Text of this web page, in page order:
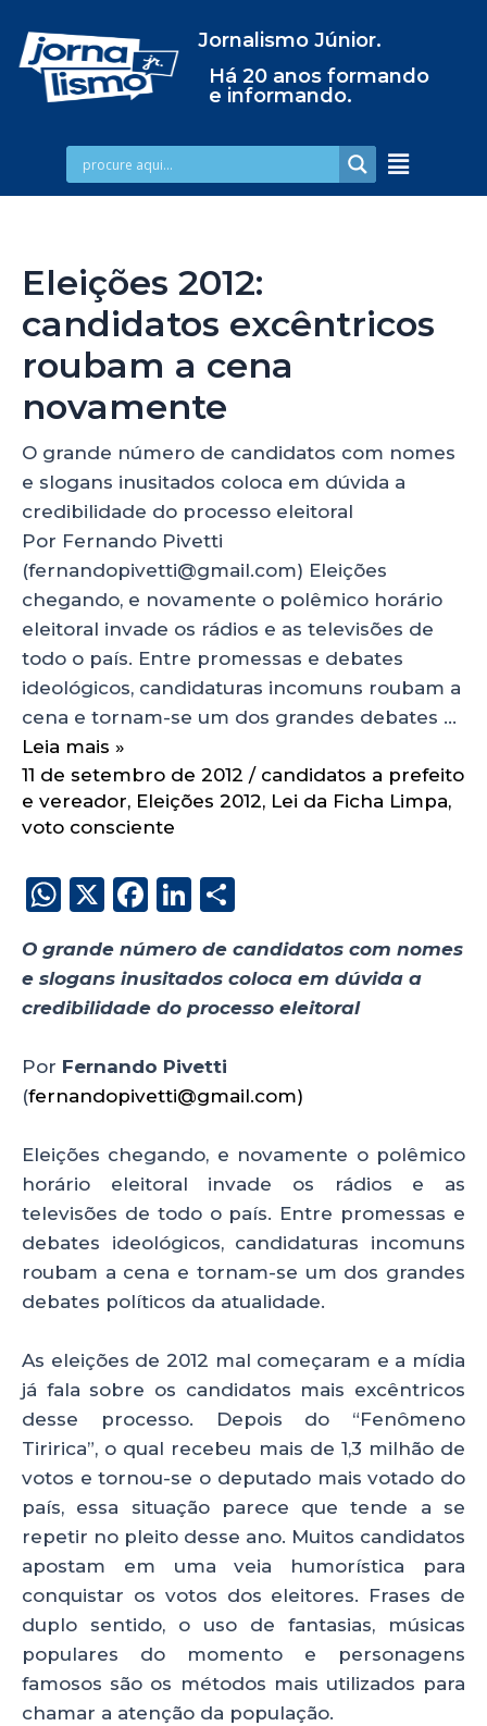
Jornalismo Júnior.
Há 20 anos formando
e informando.
Eleições 2012:
candidatos excêntricos
roubam a cena
novamente
O grande número de candidatos com nomes
e slogans inusitados coloca em dúvida a
credibilidade do processo eleitoral
Por Fernando Pivetti
(fernandopivetti@gmail.com) Eleições
chegando, e novamente o polêmico horário
eleitoral invade os rádios e as televisões de
todo o país. Entre promessas e debates
ideológicos, candidaturas incomuns roubam a
cena e tornam-se um dos grandes debates …
Leia mais »
11 de setembro de 2012 / candidatos a prefeito
e vereador, Eleições 2012, Lei da Ficha Limpa,
voto consciente
W
a
ts
p
p
X
F
c
e
o
o
Li
k
e
n
a
re
O grande número de candidatos com nomes
e slogans inusitados coloca em dúvida a
credibilidade do processo eleitoral
Por Fernando Pivetti
(fernandopivetti@gmail.com)
Eleições chegando, e novamente o polêmico
horário eleitoral invade os rádios e as
televisões de todo o país. Entre promessas e
debates ideológicos, candidaturas incomuns
roubam a cena e tornam-se um dos grandes
debates políticos da atualidade.
As eleições de 2012 mal começaram e a mídia
já fala sobre os candidatos mais excêntricos
desse processo. Depois do “Fenômeno
Tiririca”, o qual recebeu mais de 1,3 milhão de
votos e tornou-se o deputado mais votado do
país, essa situação parece que tende a se
repetir no pleito desse ano. Muitos candidatos
apostam em uma veia humorística para
conquistar os votos dos eleitores. Frases de
duplo sentido, o uso de fantasias, músicas
populares do momento e personagens
famosos são os métodos mais utilizados para
chamar a atenção da população.